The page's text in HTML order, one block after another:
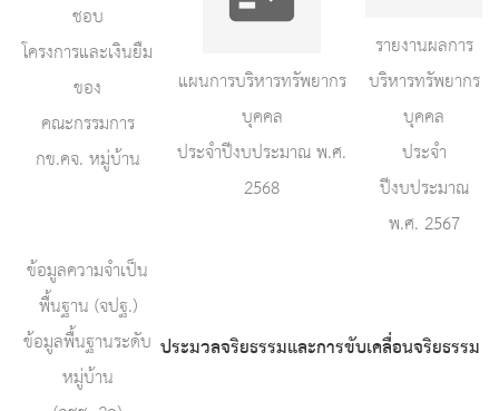
ชอบ
โครงการและเงินยืม
ของ
คณะกรรมการ
กข.คจ. หมู่บ้าน
แผนการบริหารทรัพยากร
บุคคล
ประจำปีงบประมาณ พ.ศ.
2568
รายงานผลการ
บริหารทรัพยากร
บุคคล
ประจำ
ปีงบประมาณ
พ.ศ. 2567
ข้อมูลความจำเป็น
พื้นฐาน (จปฐ.)
ข้อมูลพื้นฐานระดับ
หมู่บ้าน
ประมวลจริยธรรมและการขับเคลื่อนจริยธรรม